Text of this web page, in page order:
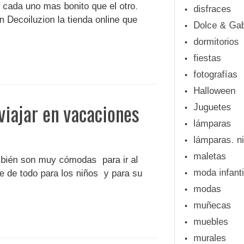
uno mas bonito que el otro.
Decoiluzion la tienda online que
en vacaciones
son muy cómodas para ir al
de todo para los niños y para su
disfraces
Dolce &
dormitorios
fiestas
fotografías
Halloween
Juguetes
lámparas
lámparas.
maletas
moda infantil
modas
muñecas
muebles
murales